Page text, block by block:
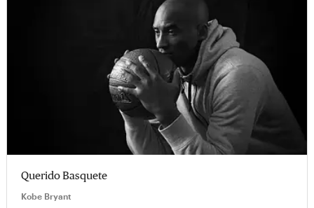
Querido Basquete
Kobe Bryant